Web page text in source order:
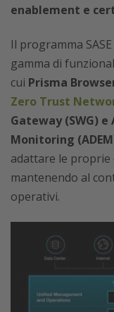
enablement e
Il programma
gamma di
cui Prisma
Zero Trust
Gateway (SWG)
Monitoring
adattare le proprie
mantenendo al
operativi.